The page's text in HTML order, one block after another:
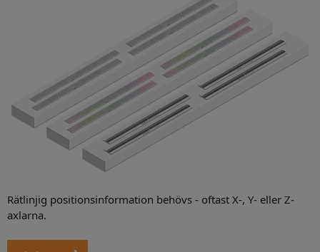
Rätlinjig positionsinformation behövs - oftast X-, Y- eller Z-
axlarna.